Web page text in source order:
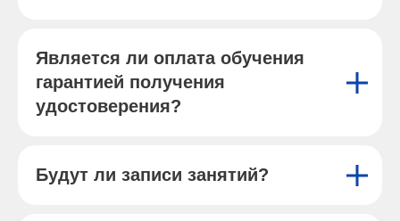
Является ли оплата обучения
гарантией получения
удостоверения?
Будут ли записи занятий?